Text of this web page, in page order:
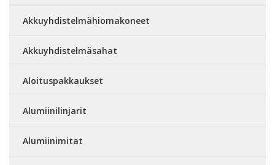
Akkuyhdistelmähiomakoneet
Akkuyhdistelmäsahat
Aloituspakkaukset
Alumiinilinjarit
Alumiinimitat